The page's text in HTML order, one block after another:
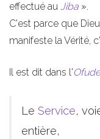
effectué au Jiba ».
C'est parce que
manifeste la Vérité,
Il est dit dans l'
Le Service,
entière,